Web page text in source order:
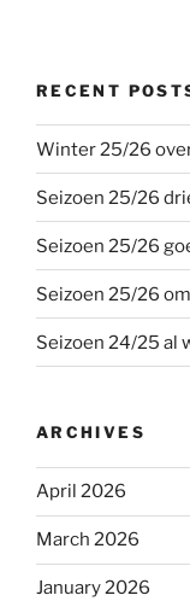
RECENT
Winter 25/26
Seizoen 25/26
Seizoen 25/26
Seizoen 25/26
Seizoen 24/25 al
ARCHIVES
April 2026
March 2026
January 2026